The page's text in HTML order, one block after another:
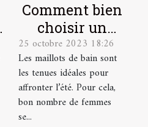
Comment bien
choisir un
maillot de bain
de grande
taille ?
25 octobre 2023 18:26
Les maillots de bain sont
les tenues idéales pour
affronter l’été. Pour cela,
bon nombre de femmes
se...